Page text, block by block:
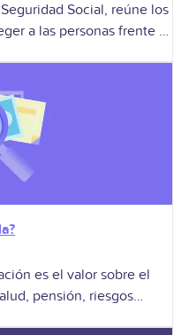
Social, reúne los
a las personas frente a
la vejez, la
es el valor sobre el
pensión, riesgos
Sistema de la Protección